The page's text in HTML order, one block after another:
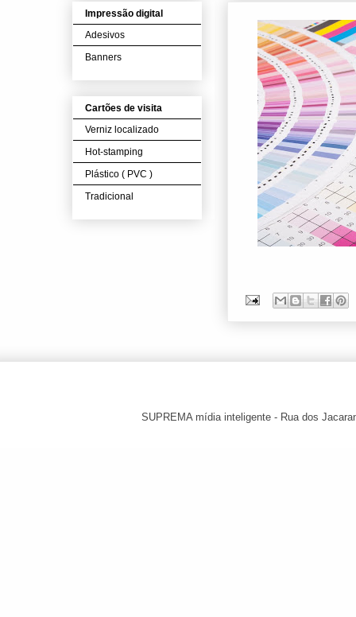
Impressão digital
Adesivos
Banners
Cartões de visita
Verniz localizado
Hot-stamping
Plástico ( PVC )
Tradicional
SUPREMA mídia inteligente - Rua dos